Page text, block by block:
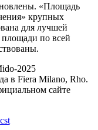
«Площадь
крупных
​​для лучшей
по всей
2025
в Fiera Milano, Rho.
сайте